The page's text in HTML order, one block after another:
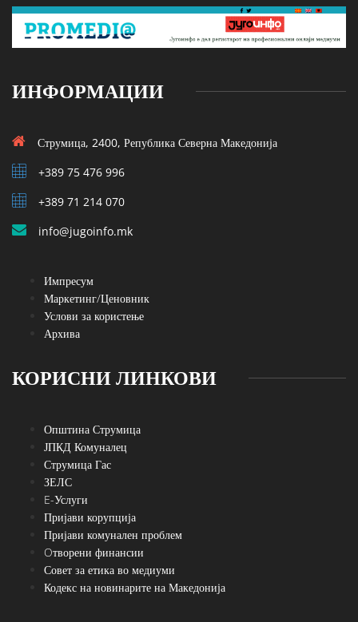
ИНФОРМАЦИИ
Струмица, 2400, Република Северна Македонија
+389 75 476 996
+389 71 214 070
info@jugoinfo.mk
Импресум
Маркетинг/Ценовник
Услови за користење
Архива
КОРИСНИ ЛИНКОВИ
Општина Струмица
ЈПКД Комуналец
Струмица Гас
ЗЕЛС
E-Услуги
Пријави корупција
Пријави комунален проблем
Oтворени финансии
Совет за етика во медиуми
Кодекс на новинарите на Македонија